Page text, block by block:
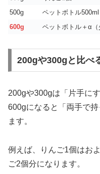
500g
ペットボトル500ml
600g
ペットボトル＋α（
200gや300gと比べ
200gや300gは「片手に
600gになると「両手で
ます。
例えば、りんご1個はお
ご2個分になります。